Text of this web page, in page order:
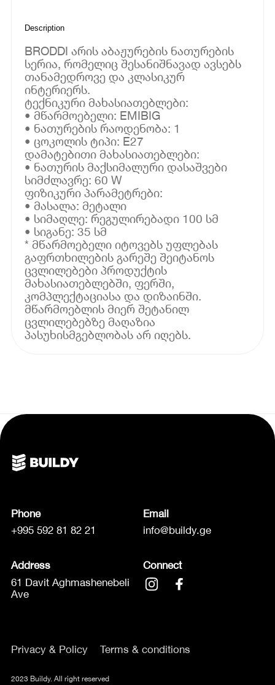
Description
BRODDI არის აბაჟურების ნათურების
სერია, რომელიც შესანიშნავად ავსებს
თანამედროვე და კლასიკურ
ინტერიერს.
ტექნიკური მახასიათებლები:
• მწარმოებელი: EMIBIG
• ნათურების რაოდენობა: 1
• ცოკოლის ტიპი: E27
დამატებითი მახასიათებლები:
• ნათურის მაქსიმალური დასაშვები
სიმძლავრე: 60 W
ფიზიკური პარამეტრები:
• მასალა: მეტალი
• სიმაღლე: რეგულირებადი 100 სმ
• სიგანე: 35 სმ
* მწარმოებელი იტოვებს უფლებას
გაფრთხილების გარეშე შეიტანოს
ცვლილებები პროდუქტის
მახასიათებლებში, ფერში,
კომპლექტაციასა და დიზაინში.
მწარმოებლის მიერ შეტანილ
ცვლილებებზე მაღაზია
პასუხისმგებლობას არ იღებს.
Phone
+995 592 81 82 21
Email
info@buildy.ge
Address
61 Davit Aghmashenebeli
Ave
Connect
Privacy & Policy Terms & conditions
2023 Buildy. All right reserved